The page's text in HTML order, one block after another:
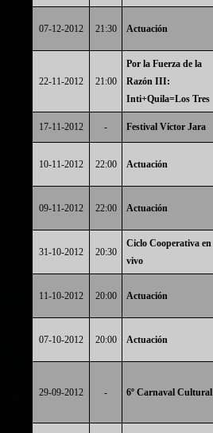
07-12-2012 21:30 Actuación
22-11-2012 21:00
Por la Fuerza de la
Razón III:
Inti+Quila=Los Tres
17-11-2012 - Festival Víctor Jara
10-11-2012 22:00 Actuación
09-11-2012 22:00 Actuación
31-10-2012 20:30
Ciclo Cooperativa en
vivo
11-10-2012 20:00 Actuación
07-10-2012 20:00 Actuación
29-09-2012 - 6º Carnaval Cultural